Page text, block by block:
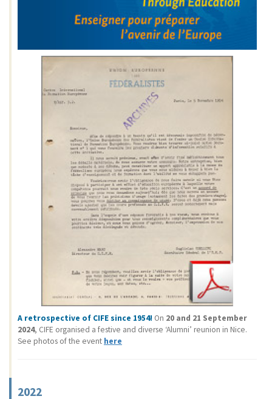
A retrospective of CIFE since 1954! On 20 and 21 September
2024, CIFE organised a festive and diverse ‘Alumni’ reunion in Nice.
See photos of the event here
2022